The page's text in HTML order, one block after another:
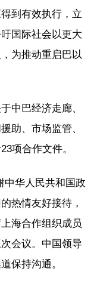
到有效执行，立
国际社会以更大
为推动重启巴以
中巴经济走廊、
助、市场监管、
项合作文件。
中华人民共和国政
热情友好接待，
海合作组织成员
会议。中国领导
保持沟通。